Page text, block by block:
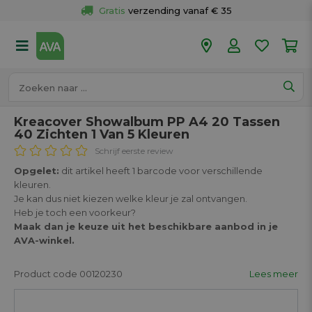
Gratis verzending vanaf € 35
50 winkels
Kreacover Showalbum PP A4 20 Tassen
40 Zichten 1 Van 5 Kleuren
Schrijf eerste review
Opgelet: dit artikel heeft 1 barcode voor verschillende
kleuren.
Je kan dus niet kiezen welke kleur je zal ontvangen.
Heb je toch een voorkeur?
Maak dan je keuze uit het beschikbare aanbod in je
AVA-winkel.
Product code 00120230 Lees meer